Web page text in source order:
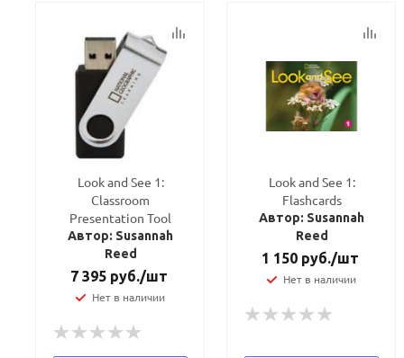
Look and See 1:
Classroom
Presentation Tool
Автор: Susannah
Reed
7 395руб./шт
Нет в наличии
Look and See 1:
Flashcards
Автор: Susannah
Reed
1 150руб./шт
Нет в наличии
конфидициальности
конфидициальности